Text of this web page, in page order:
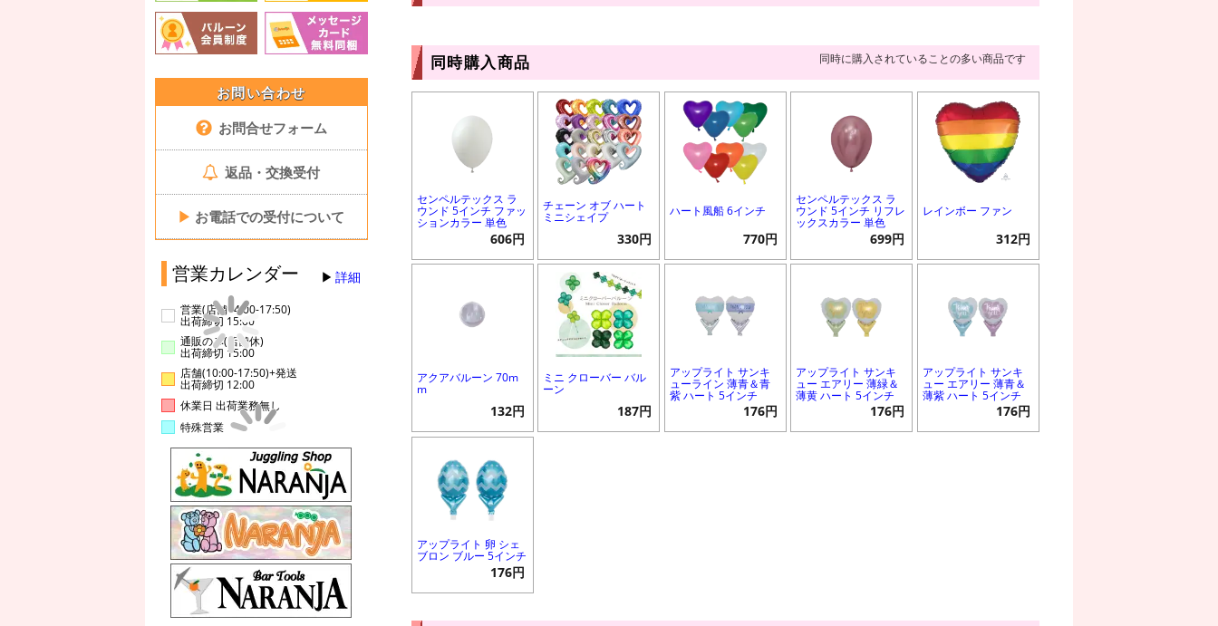
お問い合わせ
お問合せフォーム
返品・交換受付
▶ お電話での受付について
営業カレンダー 詳細
営業(店舗14:00-17:50)
出荷締切 15:00
通販のみ(店舗休)
出荷締切 15:00
店舗(10:00-17:50)+発送
出荷締切 12:00
休業日 出荷業務無し
特殊営業
同時購入商品 同時に購入されていることの多い商品です
センペルテックス ラ
ウンド 5インチ ファッ
ションカラー 単色
606円
チェーン オブ ハート
ミニシェイプ
330円
ハート風船 6インチ
770円
センペルテックス ラ
ウンド 5インチ リフレ
ックスカラー 単色
699円
レインボー ファン
312円
アクアバルーン 70m
m
132円
ミニ クローバー バル
ーン
187円
アップライト サンキ
ューライン 薄青＆青
紫 ハート 5インチ
176円
アップライト サンキ
ュー エアリー 薄緑＆
薄黄 ハート 5インチ
176円
アップライト サンキ
ュー エアリー 薄青＆
薄紫 ハート 5インチ
176円
アップライト 卵 シェ
ブロン ブルー 5インチ
176円